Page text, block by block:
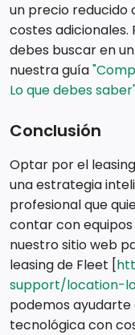
un precio reducido
costes adicionales.
debes buscar en
nuestra guía
Lo que debes
Conclusión
Optar por el
una estrategia
profesional que
contar con
nuestro sitio web
leasing de Fleet [
support/location-
podemos
tecnológica con